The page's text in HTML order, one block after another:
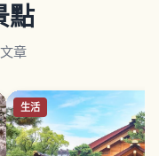
點
章
生活